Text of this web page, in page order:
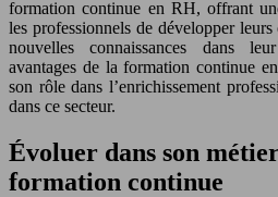
formation continue en RH, offrant
les professionnels de développer leurs
nouvelles connaissances dans
avantages de la formation continue
son rôle dans l’enrichissement
dans ce secteur.
Évoluer dans son
formation continue